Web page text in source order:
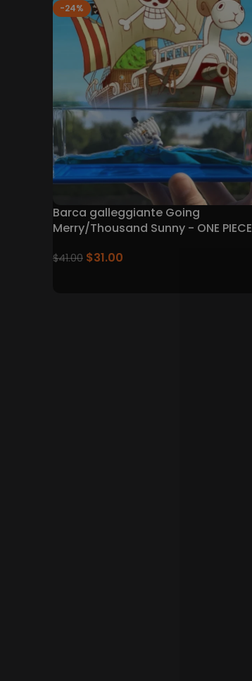
-24%
Barca galleggiante Going
Merry/Thousand Sunny - ONE PIECE
$41.00 $31.00